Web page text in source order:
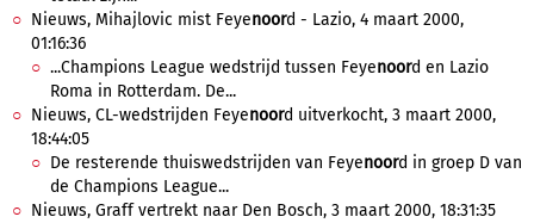
Nieuws, Mihajlovic mist Feyenoord - Lazio, 4 maart 2000,
01:16:36
...Champions League wedstrijd tussen Feyenoord en Lazio
Roma in Rotterdam. De...
Nieuws, CL-wedstrijden Feyenoord uitverkocht, 3 maart 2000,
18:44:05
De resterende thuiswedstrijden van Feyenoord in groep D van
de Champions League...
Nieuws, Graff vertrekt naar Den Bosch, 3 maart 2000, 18:31:35